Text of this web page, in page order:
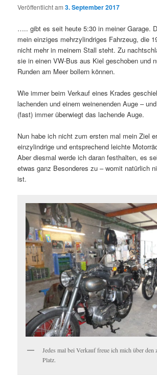
Veröffentlicht am3. September 2017
….. gibt es seit heute 5:30 in meiner Garage.
mein einziges mehrzylindriges Fahrzeug, die
nicht mehr in meinem Stall steht. Zu
sie in einen VW-Bus aus Kiel geschoben und
Runden am Meer bollern können.
Wie immer beim Verkauf eines Krades
lachenden und einem weinenenden Auge –
(fast) immer überwiegt das lachende Auge.
Nun habe ich nicht zum ersten mal mein Ziel
einzylindrige und entsprechend leichte
Aber diesmal werde ich daran festhalten, es
etwas ganz Besonderes zu – womit natürlich
ist.
Jedes mal bei Verkauf freue ich mich über den
Platz.